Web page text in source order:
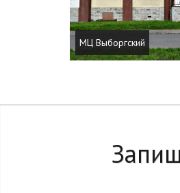
МЦ Выборгский